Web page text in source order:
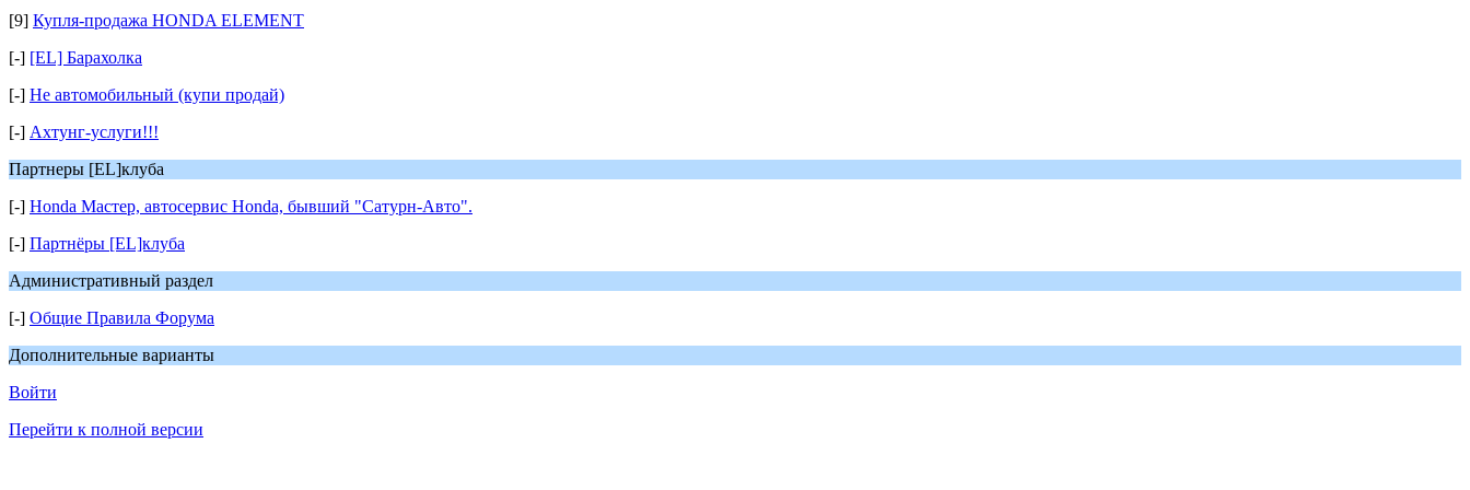
[9] Купля-продажа HONDA ELEMENT
[-] [EL] Барахолка
[-] Не автомобильный (купи продай)
[-] Ахтунг-услуги!!!
Партнеры [EL]клуба
[-] Honda Мастер, автосервис Honda, бывший "Сатурн-Авто".
[-] Партнёры [EL]клуба
Административный раздел
[-] Общие Правила Форума
Дополнительные варианты
Войти
Перейти к полной версии